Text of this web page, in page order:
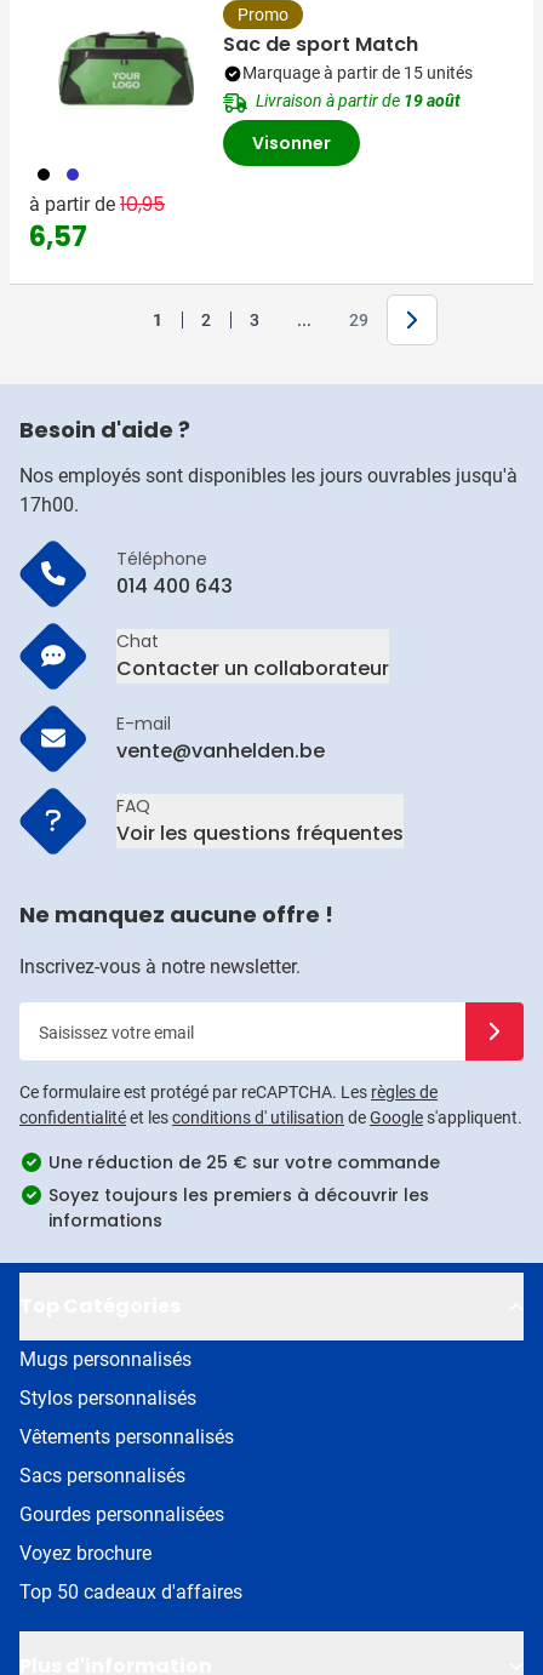
001 023
à partir de Prix normal
10,95
6,57
Promo
Sac de sport Match
Marquage à partir de 15 unités
Livraison à partir de 19 août
Visonner
Vous lisez actuellement la page
1 Page
2 Page
3 Jump forward
... Page
29 Suivant
Besoin d'aide ?
Nos employés sont disponibles les jours ouvrables jusqu'à
17h00.
Téléphone
014 400 643
Chat
Contacter un collaborateur
E-mail
vente@vanhelden.be
FAQ
Voir les questions fréquentes
Ne manquez aucune offre !
Inscrivez-vous à notre newsletter.
Ce formulaire est protégé par reCAPTCHA. Les règles de
confidentialitéet lesconditions d' utilisation deGoogles'appliquent.
Une réduction de 25 € sur votre commande
Soyez toujours les premiers à découvrir les
informations
Mugs personnalisés
Stylos personnalisés
Vêtements personnalisés
Sacs personnalisés
Gourdes personnalisées
Voyez brochure
Top 50 cadeaux d'affaires